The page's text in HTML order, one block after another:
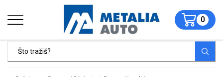
0